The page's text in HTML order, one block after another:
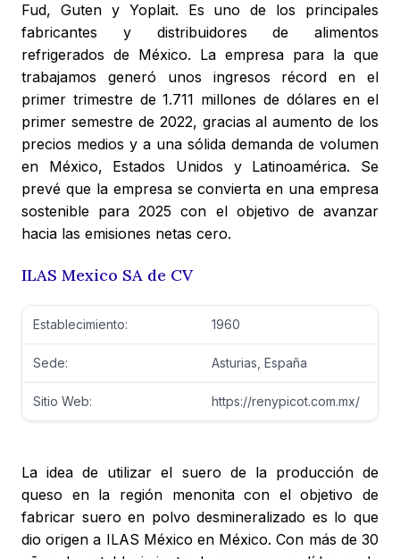
Fud, Guten y Yoplait. Es uno de los principales
fabricantes y distribuidores de alimentos
refrigerados de México. La empresa para la que
trabajamos generó unos ingresos récord en el
primer trimestre de 1.711 millones de dólares en el
primer semestre de 2022, gracias al aumento de los
precios medios y a una sólida demanda de volumen
en México, Estados Unidos y Latinoamérica. Se
prevé que la empresa se convierta en una empresa
sostenible para 2025 con el objetivo de avanzar
hacia las emisiones netas cero.
ILAS Mexico SA de CV
Establecimiento: 1960
Sede: Asturias, España
Sitio Web: https://renypicot.com.mx/
La idea de utilizar el suero de la producción de
queso en la región menonita con el objetivo de
fabricar suero en polvo desmineralizado es lo que
dio origen a ILAS México en México. Con más de 30